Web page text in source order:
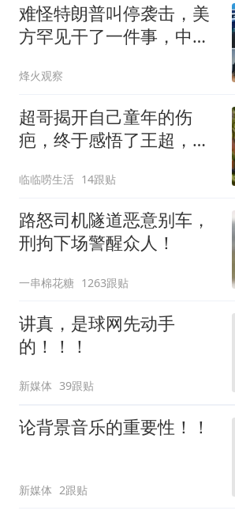
难怪特朗普叫停袭击，美
方罕见干了一件事，中方
烽火观察
超哥揭开自己童年的伤
疤，终于感悟了王超，他
临临唠生活 14跟贴
路怒司机隧道恶意别车，
刑拘下场警醒众人！
一串棉花糖 1263跟贴
讲真，是球网先动手
的！！！
新媒体 39跟贴
论背景音乐的重要性！！
新媒体 2跟贴